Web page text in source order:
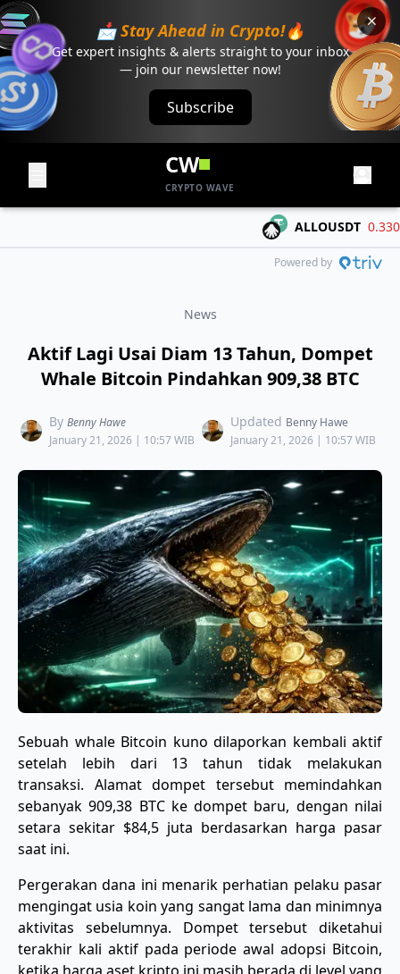
📩 Stay Ahead in Crypto!🔥
Get expert insights & alerts straight to your inbox
— join our newsletter now!
Subscribe
CW
CRYPTO WAVE
ALLOUSDT 0.3306 -
Powered by
News
Aktif Lagi Usai Diam 13 Tahun, Dompet
Whale Bitcoin Pindahkan 909,38 BTC
By Benny Hawe
January 21, 2026 | 10:57 WIB
Updated Benny Hawe
January 21, 2026 | 10:57 WIB
Sebuah whale Bitcoin kuno dilaporkan kembali aktif
setelah lebih dari 13 tahun tidak melakukan
transaksi. Alamat dompet tersebut memindahkan
sebanyak 909,38 BTC ke dompet baru, dengan nilai
setara sekitar $84,5 juta berdasarkan harga pasar
saat ini.
Pergerakan dana ini menarik perhatian pelaku pasar
mengingat usia koin yang sangat lama dan minimnya
aktivitas sebelumnya. Dompet tersebut diketahui
terakhir kali aktif pada periode awal adopsi Bitcoin,